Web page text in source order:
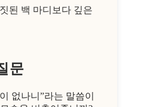
된 백 마디보다 깊은
문
없나니”라는 말씀이